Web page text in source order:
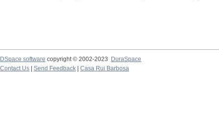
DSpace software copyright © 2002-2023
DuraSpace
Contact Us
Send Feedback Casa Rui Barbosa